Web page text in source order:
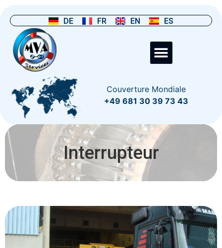
DE FR EN ES
Couverture Mondiale
+49 681 30 39 73 43
Interrupteur